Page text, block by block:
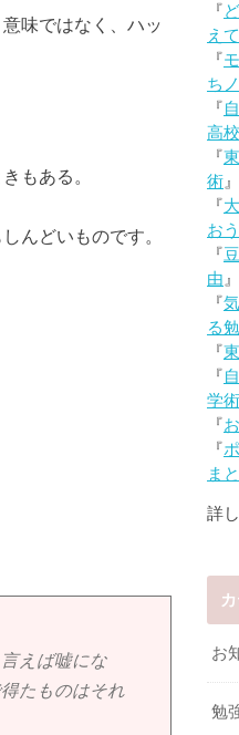
味ではなく、ハッ
もある。
んどいものです。
えば嘘にな
たものはそれ
『
え
『
ち
『
高
『
術 』
『
お
『
由 』
『
る
『
『
学術
『
『
ま
詳
お
勉